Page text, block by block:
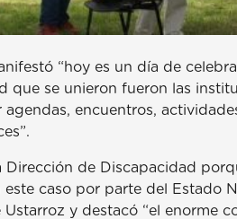
“hoy es un día de
que se unieron fueron las
encuentros,
Dirección de Discapacidad
caso por parte del Estado
y destacó “el enorme